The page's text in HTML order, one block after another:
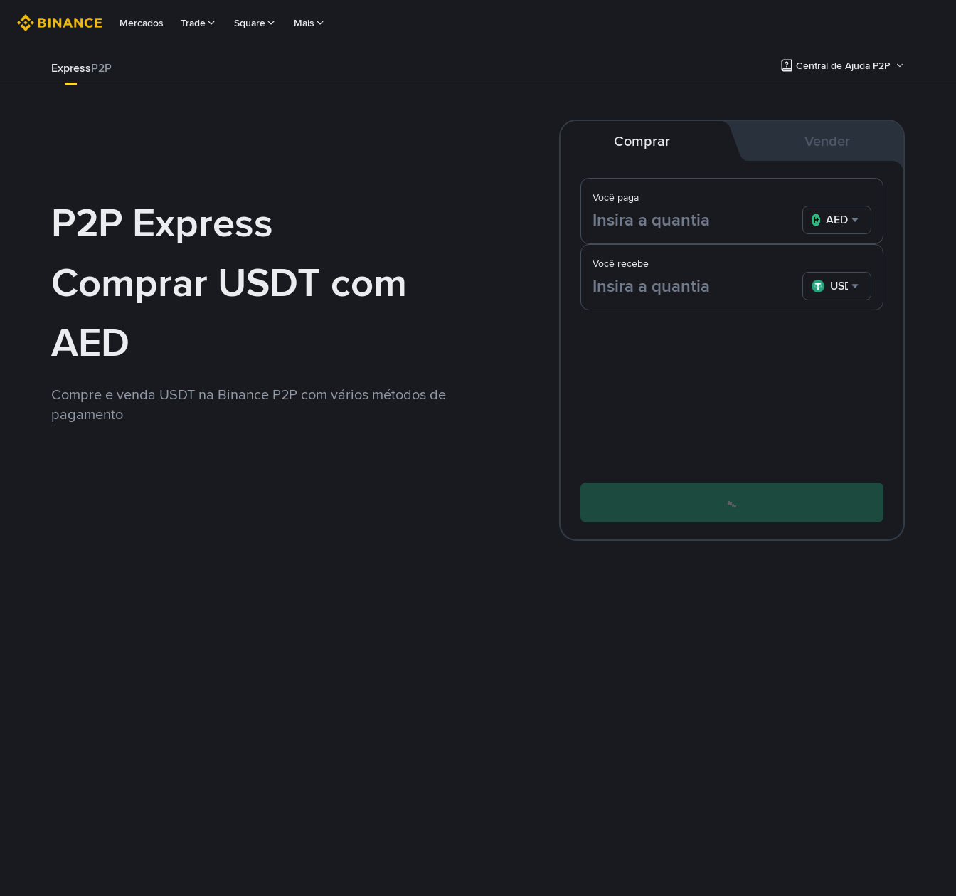
Mercados Trade Square Mais
ExpressP2P Central de Ajuda P2P
P2P Express
Comprar USDT com
AED
Compre e venda USDT na Binance P2P com vários métodos de
pagamento
Comprar Vender
Você paga
AED
Você recebe
USDT